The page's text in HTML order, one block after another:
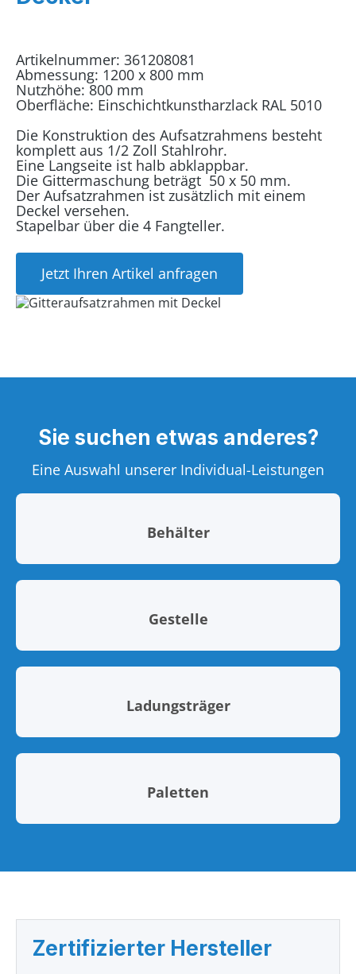
Artikelnummer: 361208081
Abmessung: 1200 x 800 mm
Nutzhöhe: 800 mm
Oberfläche: Einschichtkunstharzlack RAL 5010
Die Konstruktion des Aufsatzrahmens besteht
komplett aus 1/2 Zoll Stahlrohr.
Eine Langseite ist halb abklappbar.
Die Gittermaschung beträgt 50 x 50 mm.
Der Aufsatzrahmen ist zusätzlich mit einem
Deckel versehen.
Stapelbar über die 4 Fangteller.
Jetzt Ihren Artikel anfragen
Sie suchen etwas anderes?
Eine Auswahl unserer Individual-Leistungen
Behälter
Gestelle
Ladungsträger
Paletten
Zertifizierter Hersteller